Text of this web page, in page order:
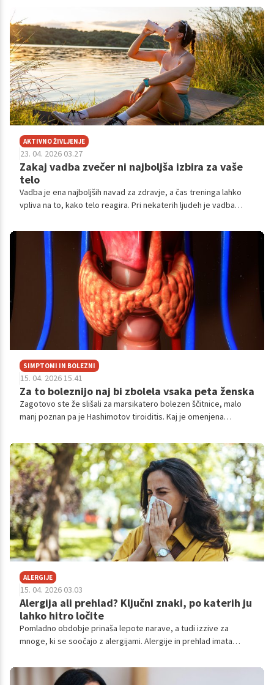
tako enoznačni in da pri nekaterih ljudeh ta navada ni nujno
optimalna za prebavni sistem ali počutje.
AKTIVNO ŽIVLJENJE
23. 04. 2026 03.27
Zakaj vadba zvečer ni najboljša izbira za vaše
telo
Vadba je ena najboljših navad za zdravje, a čas treninga lahko
vpliva na to, kako telo reagira. Pri nekaterih ljudeh je vadba
regeneracijo in raven energije naslednji dan.
SIMPTOMI IN BOLEZNI
15. 04. 2026 15.41
Za to boleznijo naj bi zbolela vsaka peta ženska
Zagotovo ste že slišali za marsikatero bolezen ščitnice, malo
manj poznan pa je Hashimotov tiroiditis. Kaj je omenjena
si lahko preberete v nadaljevanju.
ALERGIJE
15. 04. 2026 03.03
Alergija ali prehlad? Ključni znaki, po katerih ju
lahko hitro ločite
Pomladno obdobje prinaša lepote narave, a tudi izzive za
mnoge, ki se soočajo z alergijami. Alergije in prehlad imata
specifičnih znakov.